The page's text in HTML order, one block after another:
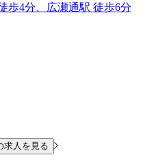
歩4分、広瀬通駅 徒歩6分
求人を見る